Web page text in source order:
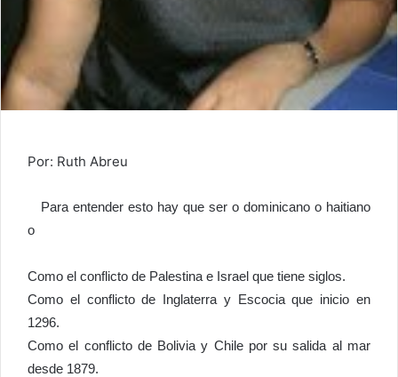
Por: Ruth Abreu
Para entender esto hay que ser o dominicano o haitiano
o
Como el conflicto de Palestina e Israel que tiene siglos.
Como el conflicto de Inglaterra y Escocia que inicio en
1296.
Como el conflicto de Bolivia y Chile por su salida al mar
desde 1879.